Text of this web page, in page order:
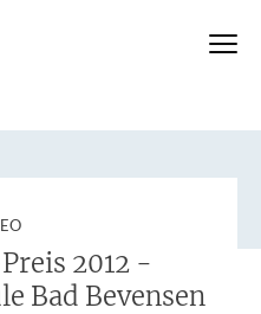
:
2012 -
Bad Bevensen